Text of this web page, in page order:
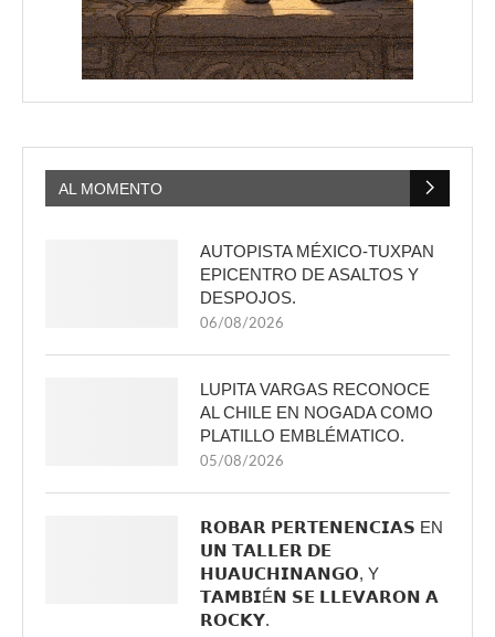
AL MOMENTO
AUTOPISTA MÉXICO-TUXPAN
EPICENTRO DE ASALTOS Y
DESPOJOS.
06/08/2026
LUPITA VARGAS RECONOCE
AL CHILE EN NOGADA COMO
PLATILLO EMBLÉMATICO.
05/08/2026
𝗥𝗢𝗕𝗔𝗥 𝗣𝗘𝗥𝗧𝗘𝗡𝗘𝗡𝗖𝗜𝗔𝗦 EN
𝗨𝗡 𝗧𝗔𝗟𝗟𝗘𝗥 𝗗𝗘
𝗛𝗨𝗔𝗨𝗖𝗛𝗜𝗡𝗔𝗡𝗚𝗢, Y
𝗧𝗔𝗠𝗕𝗜É𝗡 𝗦𝗘 𝗟𝗟𝗘𝗩𝗔𝗥𝗢𝗡 𝗔
𝗥𝗢𝗖𝗞𝗬.